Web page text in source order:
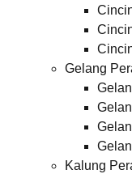
Gelang
Kalung